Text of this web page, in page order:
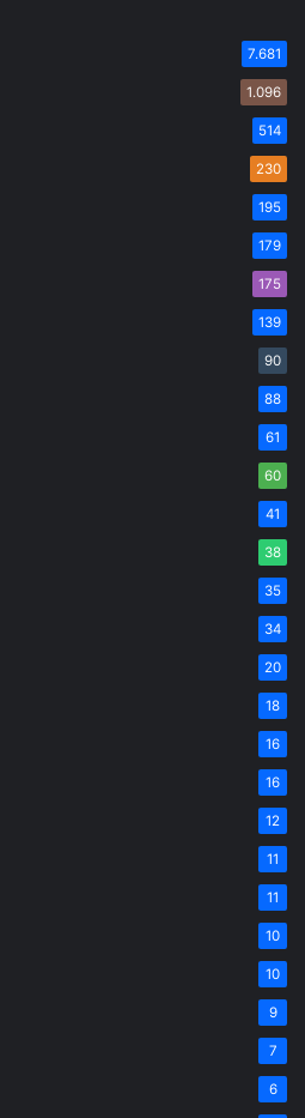
7.681
1.096
514
230
195
179
175
139
90
88
61
60
41
38
35
34
20
18
16
16
12
11
11
10
10
9
7
6